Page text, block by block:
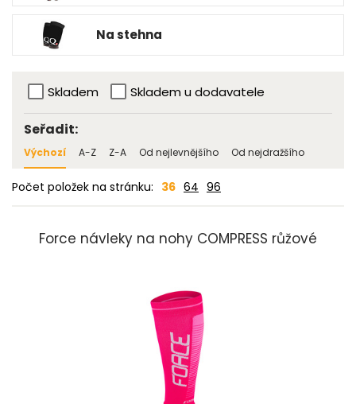
Na stehna
Skladem Skladem u dodavatele
Seřadit:
Výchozí A-Z Z-A Od nejlevnějšího Od nejdražšího
Počet položek na stránku: 36 64 96
Force návleky na nohy COMPRESS růžové